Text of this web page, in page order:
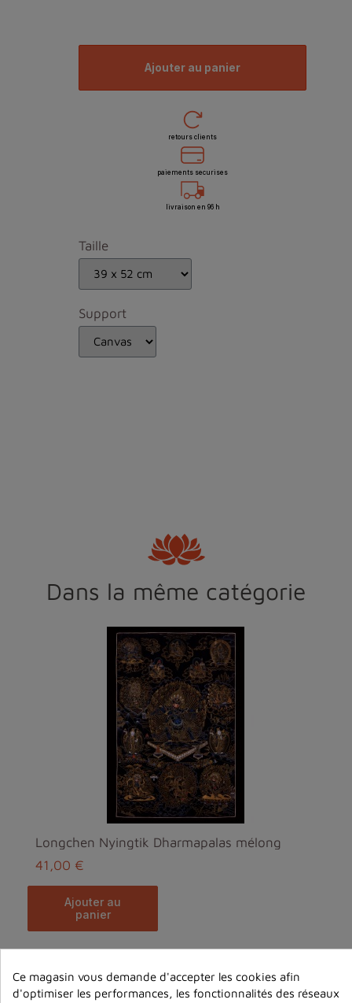
ajouter au panier
retours clients
paiements securises
livraison en 96 h
Taille
Support
Dans la même catégorie
Longchen Nyingtik Dharmapalas mélong
41,00 €
ajouter au
panier
Ce magasin vous demande d'accepter les cookies afin
d'optimiser les performances, les fonctionnalités des réseaux